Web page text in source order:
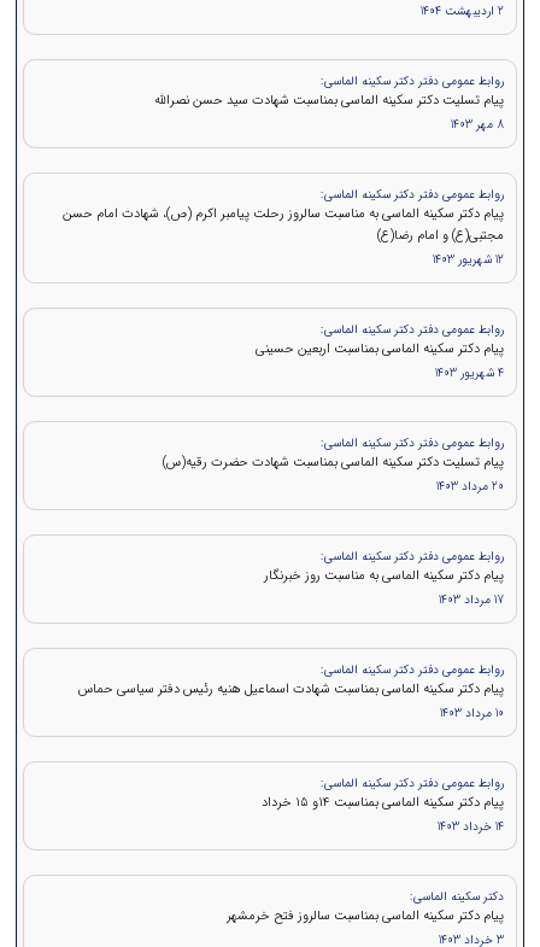
2 اردیبهشت 1404
روابط عمومی دفتر دکتر سکینه الماسی:
پيام تسلیت دکتر سکینه الماسی بمناسبت شهادت سید حسن نصرالله
8 مهر 1403
روابط عمومی دفتر دکتر سکینه الماسی:
پیام دکتر سکینه الماسی به مناسبت سالروز رحلت پیامبر اکرم (ص)، شهادت امام حسن
مجتبی(ع) و امام رضا(ع)
12 شهریور 1403
روابط عمومی دفتر دکتر سکینه الماسی:
پیام دکتر سکینه الماسی بمناسبت اربعین حسینی
4 شهریور 1403
روابط عمومی دفتر دکتر سکینه الماسی:
پیام تسلیت دکتر سکینه الماسی بمناسبت شهادت حضرت رقیه(س)
20 مرداد 1403
روابط عمومی دفتر دکتر سکینه الماسی:
پیام دکتر سکینه الماسی به مناسبت روز خبرنگار
17 مرداد 1403
روابط عمومی دفتر دکتر سکینه الماسی:
پيام دكتر سكينه الماسی بمناسبت شهادت اسماعیل هنیه رئیس دفتر سیاسی حماس
10 مرداد 1403
روابط عمومی دفتر دکتر سکینه الماسی:
پيام دكتر سکینه الماسی بمناسبت ۱۴و ۱۵ خرداد
14 خرداد 1403
دکتر سکینه الماسی:
پیام دکتر سکینه الماسی بمناسبت سالروز فتح خرمشهر
3 خرداد 1403